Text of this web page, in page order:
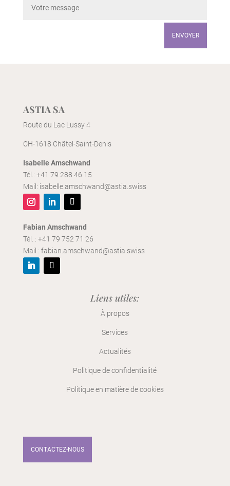
ENVOYER
ASTIA SA
Route du Lac Lussy 4
CH-1618 Châtel-Saint-Denis
Isabelle Amschwand
Tél.: +41 79 288 46 15
Mail: isabelle.amschwand@astia.swiss
Fabian Amschwand
Tél. : +41 79 752 71 26
Mail : fabian.amschwand@astia.swiss
Liens utiles:
Àpropos
Services
Actualités
Politique de confidentialité
Politique en matière de cookies
CONTACTEZ-NOUS